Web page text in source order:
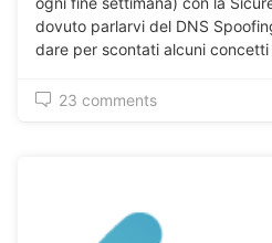
dovuto parlarvi del DNS
dare per scontati alcuni
23 comments